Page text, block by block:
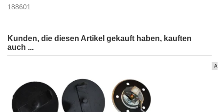
188601
Kunden, die diesen Artikel gekauft haben, kauften
auch ...